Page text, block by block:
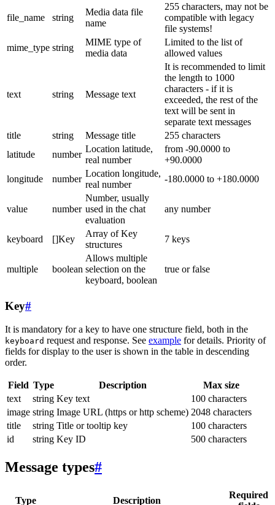
file_name string
Media data file
name
255 characters, may not be
compatible with legacy
file systems!
mime_type string
MIME type of
media data
Limited to the list of
allowed values
text string Message text
It is recommended to limit
the length to 1000
characters - if it is
exceeded, the rest of the
text will be sent in
separate text messages
title
string Message title
255 characters
latitude
number
Location latitude,
real number
from -90.0000 to
+90.0000
longitude
number
Location longitude,
real number
-180.0000 to +180.0000
value number
Number, usually
used in the chat
evaluation
any number
keyboard []Key
Array of Key
structures
7 keys
multiple boolean
Allows multiple
selection on the
keyboard, boolean
true or false
Key#
It is mandatory for a key to have one structure field, both in the
keyboard request and response. See example for details. Priority of
fields for display to the user is shown in the table in descending
order.
Field Type Description
Max size
text
string Key text
100 characters
image string Image URL (https or http scheme) 2048 characters
title
string Title or tooltip key
100 characters
id
string Key ID 500 characters
Message types#
Type Description
Required